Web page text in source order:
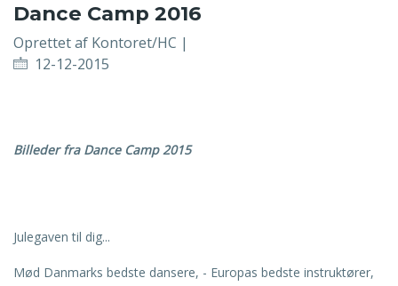
Dance Camp 2016
Oprettet af Kontoret/HC |
12-12-2015
Billeder fra Dance Camp 2015
Julegaven til dig...
Mød Danmarks bedste dansere, - Europas bedste instruktører,